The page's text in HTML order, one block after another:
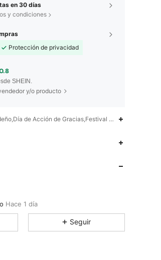
en 30 días
y condiciones
Protección de privacidad
SHEIN.
y/o producto
de Acción de Gracias,Festival de
13Artículos
Seguir